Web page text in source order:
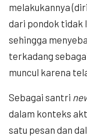
melakukannya
dari pondok tidak
sehingga
terkadang
muncul karena
Sebagai santri
dalam konteks
satu pesan dan